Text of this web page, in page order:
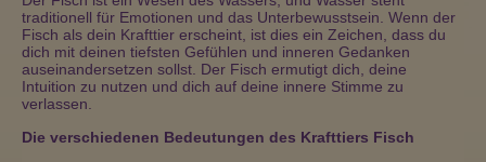
traditionell für Emotionen und das Unterbewusstsein. Wenn der
Fisch als dein Krafttier erscheint, ist dies ein Zeichen, dass du
dich mit deinen tiefsten Gefühlen und inneren Gedanken
auseinandersetzen sollst. Der Fisch ermutigt dich, deine
Intuition zu nutzen und dich auf deine innere Stimme zu
verlassen.
Die verschiedenen Bedeutungen des Krafttiers Fisch